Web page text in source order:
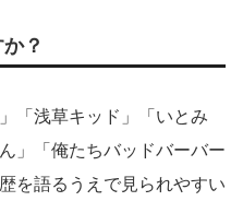
？
「浅草キッド」「いとみ
」「俺たちバッドバーバー
を語るうえで見られやすい